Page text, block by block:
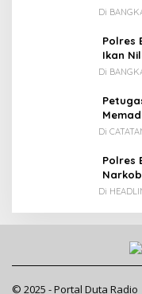
Utang
Di
Polres
Ikan
Di
Di
Polres
Di
© 2025 - Portal Duta Radio